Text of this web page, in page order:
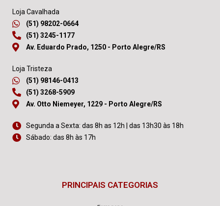
Loja Cavalhada
(51) 98202-0664
(51) 3245-1177
Av. Eduardo Prado, 1250 - Porto Alegre/RS
Loja Tristeza
(51) 98146-0413
(51) 3268-5909
Av. Otto Niemeyer, 1229 - Porto Alegre/RS
Segunda a Sexta: das 8h as 12h | das 13h30 às 18h
Sábado: das 8h às 17h
PRINCIPAIS CATEGORIAS